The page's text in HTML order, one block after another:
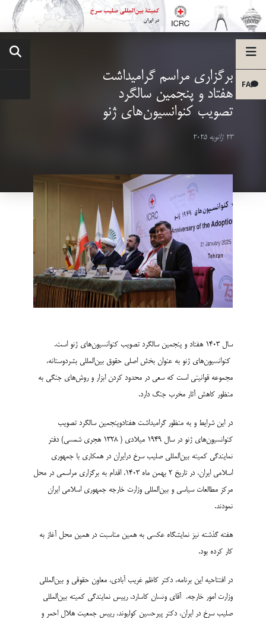
FA
برگزاری مراسم گرامیداشت
هفتاد و پنجمین سالگرد
تصویب کنوانسیون‌های ژنو
23 ژانویه 2025
سال 1403 هفتاد و پنجمین سالگرد تصویب کنوانسیون‌های ژنو است.
کنوانسیون‌های ژنو به عنوان بخش اصلی حقوق بین‌المللی بشردوستانه،
مجموعه قوانینی است که سعی در محدود کردن ابزار و روش‌های جنگی به
منظور کاهش آثار مخرب جنگ دارد.
در این شرایط و به منظور گرامیداشت هفتادوپنجمین سالگرد تصویب
کنوانسیون‌های ژنو در سال 1949 میلادی ( 1328 هجری شمسی) دفتر
نمایندگی کمیته بین‌المللی صلیب سرخ درایران در همکاری با جمهوری
اسلامی ایران، در تاریخ 2 بهمن ماه 1403، اقدام به برگزاری مراسمی در محل
مرکز مطالعات سیاسی و بین‌المللی وزارت خارجه جمهوری اسلامی ایران
نمودند.
هفته گذشته نیز نمایشگاه عکسی به همین مناسبت در همین محل آغاز به
کار کرده بود.
در افتتاحیه این برنامه، دکتر کاظم غریب آبادی، معاون حقوقی و بین‌المللی
وزارت امور خارجه، آقای ونسان کاسارد، رییس نمایندگی کمیته بین‌المللی
صلیب سرخ در ایران، دکتر پیرحسین کولیوند، رییس جمعیت هلال احمر و